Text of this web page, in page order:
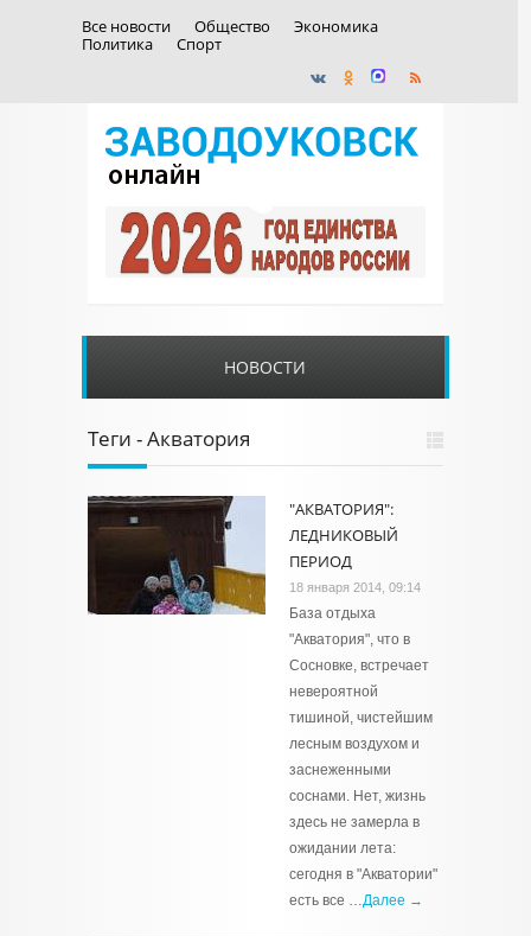
Все новости Общество
Экономика
Политика
Спорт
НОВОСТИ
Теги - Акватория
"АКВАТОРИЯ":
ЛЕДНИКОВЫЙ
ПЕРИОД
18 января 2014, 09:14
База отдыха
"Акватория", что в
Сосновке, встречает
невероятной
тишиной, чистейшим
лесным воздухом и
заснеженными
соснами. Нет, жизнь
здесь не замерла в
ожидании лета:
сегодня в "Акватории"
есть все …Далее →